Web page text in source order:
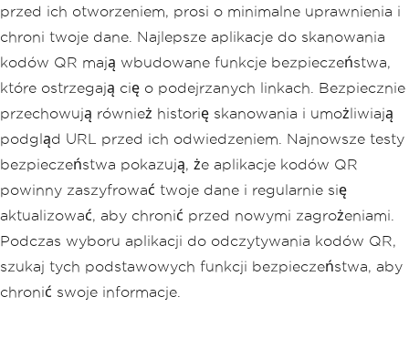
przed ich otworzeniem, prosi o minimalne uprawnienia i
chroni twoje dane. Najlepsze aplikacje do skanowania
kodów QR mają wbudowane funkcje bezpieczeństwa,
które ostrzegają cię o podejrzanych linkach. Bezpiecznie
przechowują również historię skanowania i umożliwiają
podgląd URL przed ich odwiedzeniem. Najnowsze testy
bezpieczeństwa pokazują, że aplikacje kodów QR
powinny zaszyfrować twoje dane i regularnie się
aktualizować, aby chronić przed nowymi zagrożeniami.
Podczas wyboru aplikacji do odczytywania kodów QR,
szukaj tych podstawowych funkcji bezpieczeństwa, aby
chronić swoje informacje.